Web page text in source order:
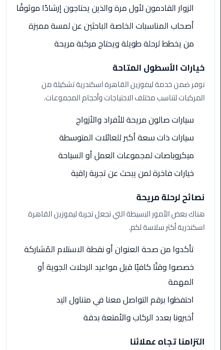
ليموزين
المطار
الساخن
ليموزين
مطار
العلمين
ليموزين
توصيل
المطار
ليموزين
مطار
مطروح
ليموزين
مطار
اكتوبر
ليموزين
مطار
ليموزين
القاهرة
الزوار القادمون لأول مرة والذين يحتاجون إرشادًا موثوقًا
أصحاب المناسبات الخاصة الباحثين عن لمسة مميزة
من يخطط لرحلة طويلة ويحتاج مركبة مريحة
خيارات الأسطول المتاحة
نوفر ضمن خدمة ليموزين القاهرة اسكندرية تشكيلة من
المركبات لتناسب مختلف الاحتياجات وأحجام المجموعات.
سيارات صالون مريحة للأفراد والأزواج
سيارات ذات سعة أكبر للعائلات المتوسطة
ميكروباصات لمجموعات العمل أو السياحة
خيارات فاخرة لمن يبحث عن تجربة راقية
نصائح لرحلة مريحة
هناك بعض الأمور البسيطة التي تجعل تجربة ليموزين القاهرة
اسكندرية أكثر سلاسة لكم.
تأكدوا من صحة العنوان أو نقطة الاستلام المُشاركة
خصصوا وقتًا كافيًا قبل مواعيد الرحلات الجوية أو
المهمة
احتفظوا برقم التواصل معنا في متناول اليد
أخبرونا بعدد الركاب والأمتعة بدقة
التزامنا تجاه عملائنا